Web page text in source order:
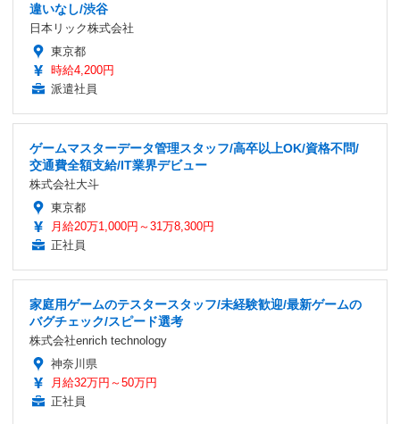
違いなし/渋谷
日本リック株式会社
東京都
時給4,200円
派遣社員
ゲームマスターデータ管理スタッフ/高卒以上OK/資格不問/
交通費全額支給/IT業界デビュー
株式会社大斗
東京都
月給20万1,000円～31万8,300円
正社員
家庭用ゲームのテスタースタッフ/未経験歓迎/最新ゲームの
バグチェック/スピード選考
株式会社enrich technology
神奈川県
月給32万円～50万円
正社員